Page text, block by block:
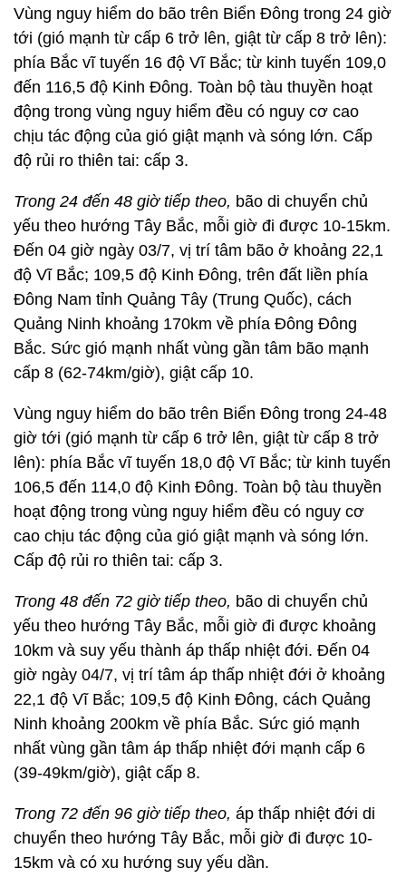
Vùng nguy hiểm do bão trên Biển Đông trong 24 giờ
tới (gió mạnh từ cấp 6 trở lên, giật từ cấp 8 trở lên):
phía Bắc vĩ tuyến 16 độ Vĩ Bắc; từ kinh tuyến 109,0
đến 116,5 độ Kinh Đông. Toàn bộ tàu thuyền hoạt
động trong vùng nguy hiểm đều có nguy cơ cao
chịu tác động của gió giật mạnh và sóng lớn. Cấp
độ rủi ro thiên tai: cấp 3.
Trong 24 đến 48 giờ tiếp theo, bão di chuyển chủ
yếu theo hướng Tây Bắc, mỗi giờ đi được 10-15km.
Đến 04 giờ ngày 03/7, vị trí tâm bão ở khoảng 22,1
độ Vĩ Bắc; 109,5 độ Kinh Đông, trên đất liền phía
Đông Nam tỉnh Quảng Tây (Trung Quốc), cách
Quảng Ninh khoảng 170km về phía Đông Đông
Bắc. Sức gió mạnh nhất vùng gần tâm bão mạnh
cấp 8 (62-74km/giờ), giật cấp 10.
Vùng nguy hiểm do bão trên Biển Đông trong 24-48
giờ tới (gió mạnh từ cấp 6 trở lên, giật từ cấp 8 trở
lên): phía Bắc vĩ tuyến 18,0 độ Vĩ Bắc; từ kinh tuyến
106,5 đến 114,0 độ Kinh Đông. Toàn bộ tàu thuyền
hoạt động trong vùng nguy hiểm đều có nguy cơ
cao chịu tác động của gió giật mạnh và sóng lớn.
Cấp độ rủi ro thiên tai: cấp 3.
Trong 48 đến 72 giờ tiếp theo, bão di chuyển chủ
yếu theo hướng Tây Bắc, mỗi giờ đi được khoảng
10km và suy yếu thành áp thấp nhiệt đới. Đến 04
giờ ngày 04/7, vị trí tâm áp thấp nhiệt đới ở khoảng
22,1 độ Vĩ Bắc; 109,5 độ Kinh Đông, cách Quảng
Ninh khoảng 200km về phía Bắc. Sức gió mạnh
nhất vùng gần tâm áp thấp nhiệt đới mạnh cấp 6
(39-49km/giờ), giật cấp 8.
Trong 72 đến 96 giờ tiếp theo, áp thấp nhiệt đới di
chuyển theo hướng Tây Bắc, mỗi giờ đi được 10-
15km và có xu hướng suy yếu dần.